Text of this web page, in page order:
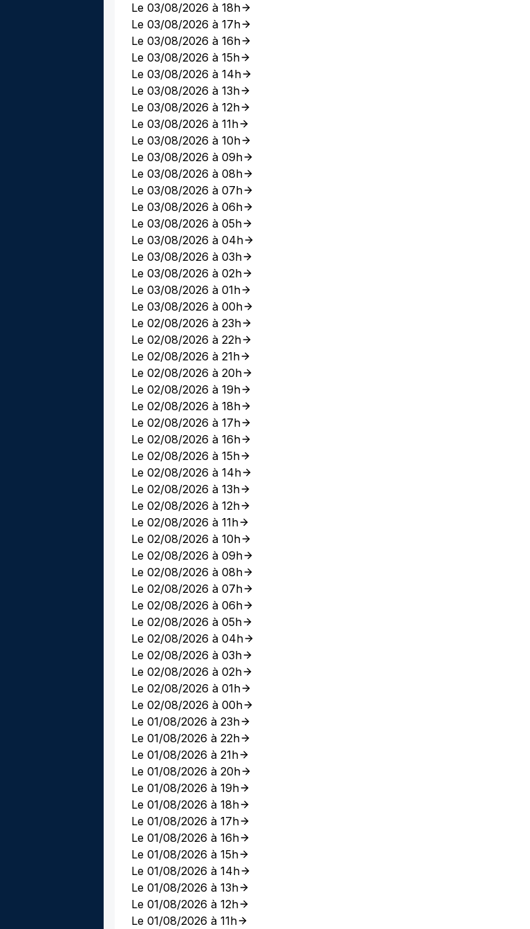
Le 03/08/2026 à 18h
Le 03/08/2026 à 17h
Le 03/08/2026 à 16h
Le 03/08/2026 à 15h
Le 03/08/2026 à 14h
Le 03/08/2026 à 13h
Le 03/08/2026 à 12h
Le 03/08/2026 à 11h
Le 03/08/2026 à 10h
Le 03/08/2026 à 09h
Le 03/08/2026 à 08h
Le 03/08/2026 à 07h
Le 03/08/2026 à 06h
Le 03/08/2026 à 05h
Le 03/08/2026 à 04h
Le 03/08/2026 à 03h
Le 03/08/2026 à 02h
Le 03/08/2026 à 01h
Le 03/08/2026 à 00h
Le 02/08/2026 à 23h
Le 02/08/2026 à 22h
Le 02/08/2026 à 21h
Le 02/08/2026 à 20h
Le 02/08/2026 à 19h
Le 02/08/2026 à 18h
Le 02/08/2026 à 17h
Le 02/08/2026 à 16h
Le 02/08/2026 à 15h
Le 02/08/2026 à 14h
Le 02/08/2026 à 13h
Le 02/08/2026 à 12h
Le 02/08/2026 à 11h
Le 02/08/2026 à 10h
Le 02/08/2026 à 09h
Le 02/08/2026 à 08h
Le 02/08/2026 à 07h
Le 02/08/2026 à 06h
Le 02/08/2026 à 05h
Le 02/08/2026 à 04h
Le 02/08/2026 à 03h
Le 02/08/2026 à 02h
Le 02/08/2026 à 01h
Le 02/08/2026 à 00h
Le 01/08/2026 à 23h
Le 01/08/2026 à 22h
Le 01/08/2026 à 21h
Le 01/08/2026 à 20h
Le 01/08/2026 à 19h
Le 01/08/2026 à 18h
Le 01/08/2026 à 17h
Le 01/08/2026 à 16h
Le 01/08/2026 à 15h
Le 01/08/2026 à 14h
Le 01/08/2026 à 13h
Le 01/08/2026 à 12h
Le 01/08/2026 à 11h